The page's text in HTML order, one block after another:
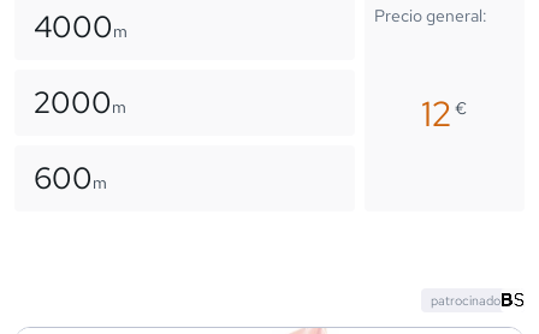
4000m
2000m
600m
Precio general:
12€
patrocinado